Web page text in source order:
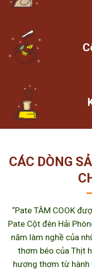
CÁC DÒNG
“Pate TÂM COOK
Pate Cột đèn Hải
năm làm nghề của
thơm béo của Thịt
hương thơm từ